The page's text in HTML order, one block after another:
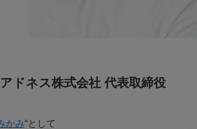
ドネス株式会社 代表取締役
かみ“として